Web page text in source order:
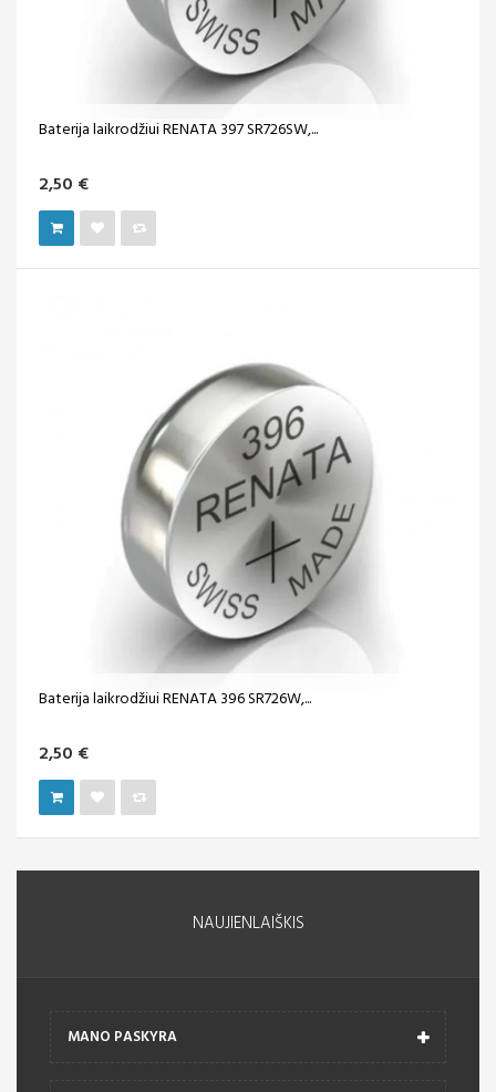
Baterija laikrodžiui RENATA 397 SR726SW,...
2,50 €
Baterija laikrodžiui RENATA 396 SR726W,...
2,50 €
NAUJIENLAIŠKIS
MANO PASKYRA